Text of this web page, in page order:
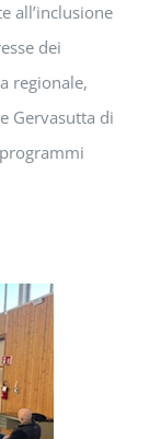
all’inclusione
dei
regionale,
Gervasutta di